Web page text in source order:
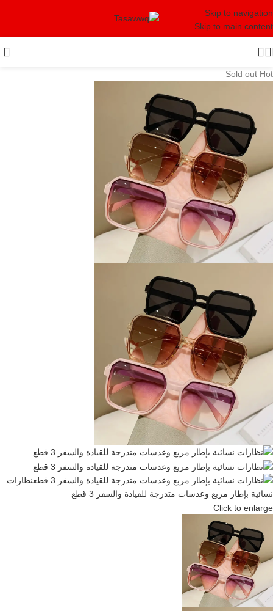
Skip to navigation
Skip to main content
Sold out Hot
Click to enlarge